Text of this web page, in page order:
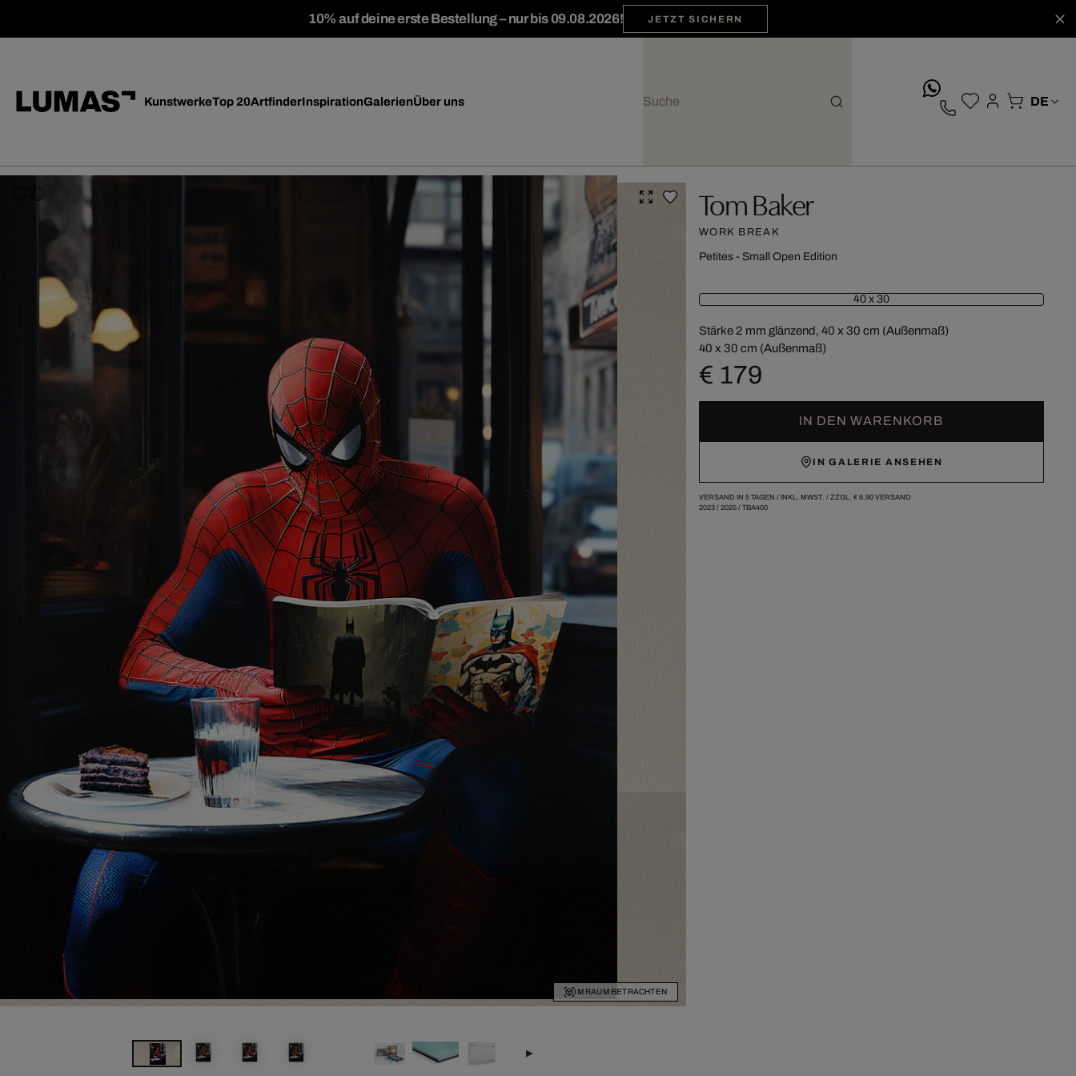
10% auf deine erste Bestellung – nur bis 09.08.2026! JETZT SICHERN
KunstwerkeTop 20ArtfinderInspirationGalerienÜber uns
IM RAUM BETRACHTEN
Tom Baker
WORK BREAK
Petites - Small Open Edition
40 x 30
Stärke 2 mm glänzend, 40 x 30 cm (Außenmaß)
40 x 30 cm (Außenmaß)
€ 179
IN DEN WARENKORB
IN GALERIE ANSEHEN
VERSAND IN 5 TAGEN / INKL. MWST. / ZZGL. € 6,90VERSAND
2023/ 2025/ TBA400